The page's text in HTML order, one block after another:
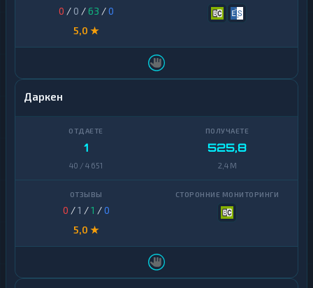
0 / 0 /63 /0
5,0 ★
Даркен
1
40 / 4 651
525,8
2,4 M
0 /1 /1 /0
5,0 ★